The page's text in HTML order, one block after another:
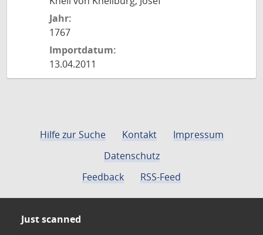
Jahr:
1767
Importdatum:
13.04.2011
Hilfe zur Suche Kontakt
Impressum
Datenschutz
Feedback
RSS-Feed
Just scanned